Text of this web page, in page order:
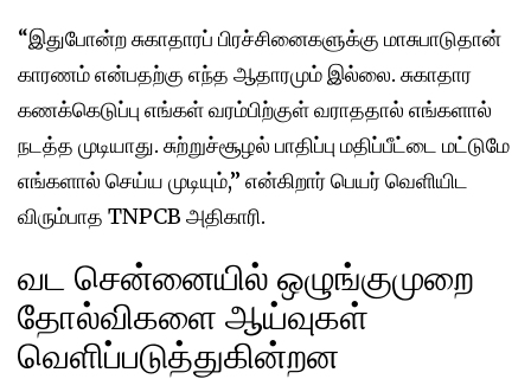
“இதுபோன்ற சுகாதாரப் பிரச்சினைகளுக்கு மாசுபாடுதான்
காரணம் என்பதற்கு எந்த ஆதாரமும் இல்லை. சுகாதார
கணக்கெடுப்பு எங்கள் வரம்பிற்குள் வராததால் எங்களால்
நடத்த முடியாது. சுற்றுச்சூழல் பாதிப்பு மதிப்பீட்டை மட்டுமே
எங்களால் செய்ய முடியும்,” என்கிறார் பெயர் வெளியிட
விரும்பாத TNPCB அதிகாரி.
வட சென்னையில் ஒழுங்குமுறை
தோல்விகளை ஆய்வுகள்
வெளிப்படுத்துகின்றன